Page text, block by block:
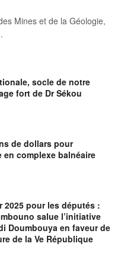
Mines et de la Géologie,
socle de notre
fort de Dr Sékou
de dollars pour
en complexe balnéaire
2025 pour les députés :
salue l’initiative
Doumbouya en faveur de
de la Ve République